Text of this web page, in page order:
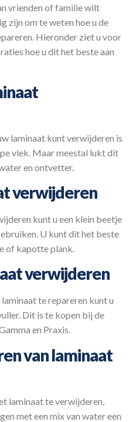
vrienden of familie wilt
zijn om te weten hoe u de
Hieronder ziet u voor
hoe u dit het beste aan
laminaat kunt verwijderen is
vlek. Maar meestal lukt dit
en ontvetter.
verwijderen
kunt u een klein beetje
U kunt dit het beste
of kapotte plank.
verwijderen
te repareren kunt u
Dit is te kopen bij de
en Praxis.
van laminaat
laminaat te verwijderen,
met een mix van water een